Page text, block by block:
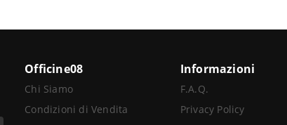
Officine08
Chi Siamo
Condizioni di Vendita
Informazioni
F.A.Q.
Privacy Policy